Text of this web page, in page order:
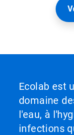
Ecolab est
domaine
l'eau, à
infections